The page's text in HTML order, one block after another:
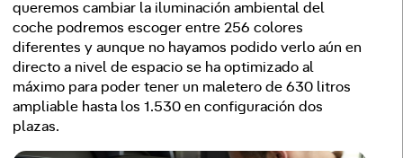
queremos cambiar la iluminación ambiental del
coche podremos escoger entre 256 colores
diferentes y aunque no hayamos podido verlo aún en
directo a nivel de espacio se ha optimizado al
máximo para poder tener un maletero de 630 litros
ampliable hasta los 1.530 en configuración dos
plazas.